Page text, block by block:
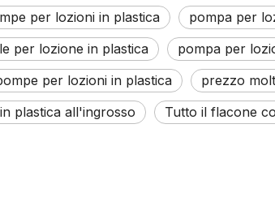
per lozioni in plastica
pompa per
per lozione in plastica
pompa per
per lozioni in plastica
prezzo
plastica all'ingrosso
Tutto il flacone